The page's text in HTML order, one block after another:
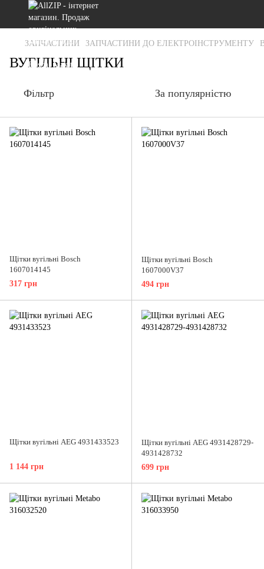
ЗАПЧАСТИНИ ЗАПЧАСТИНИ ДО ЕЛЕКТРОІНСТРУМЕНТУ
ВУГІЛЬНІ ЩІТКИ
Фільтр За популярністю
Щітки вугільні Bosch
1607014145
317 грн
Щітки вугільні Bosch
1607000V37
494 грн
Щітки вугільні AEG 4931433523
1 144 грн
Щітки вугільні AEG 4931428729-
4931428732
699 грн